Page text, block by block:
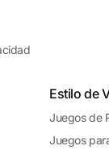
Estilo de
Juegos de
Juegos